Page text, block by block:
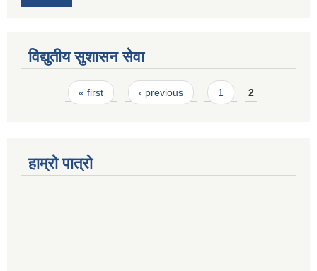
विद्युतीय सुशासन सेवा
Pages« first ‹ previous 1 2
हाम्रो पात्रो